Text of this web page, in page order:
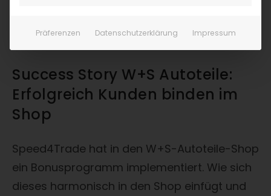
Success Story W+S Autoteile:
Erfolgreich Kunden binden im
Shop
Speed4Trade hat in den W+S-Autoteile-Shop
ein Bonusprogramm implementiert. Wie sich
dieses harmonisch in den Shop einfügt und
Präferenzen Datenschutzerklärung Impressum